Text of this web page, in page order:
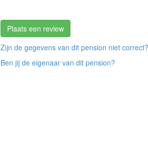
Plaats een review
Zijn de gegevens van dit pension niet
Ben jij de eigenaar van dit pension?